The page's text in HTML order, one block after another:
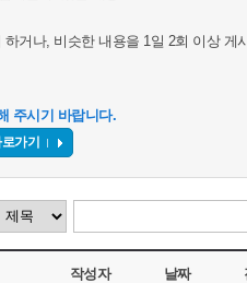
거나, 비슷한 내용을 1일 2회 이상 게
주시기 바랍니다.
가기
작성자 날짜